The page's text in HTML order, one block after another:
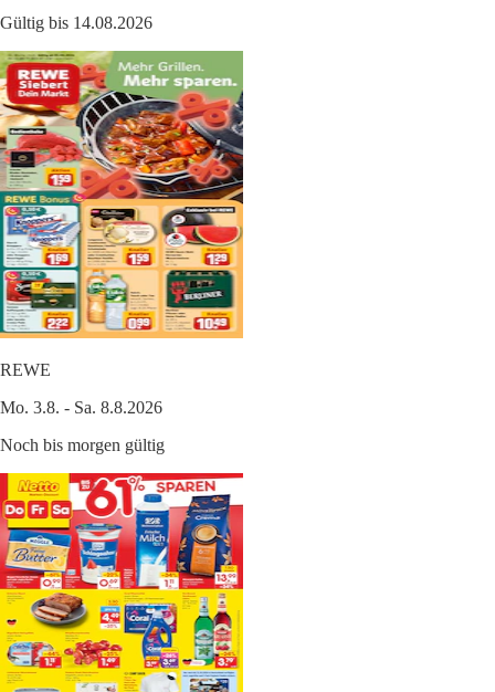
Gültig bis 14.08.2026
REWE
Mo. 3.8. - Sa. 8.8.2026
Noch bis morgen gültig